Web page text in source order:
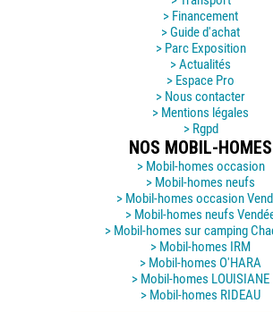
> Financement
> Guide d'achat
> Parc Exposition
> Actualités
> Espace Pro
> Nous contacter
> Mentions légales
> Rgpd
NOS MOBIL-HOMES
> Mobil-homes occasion
> Mobil-homes neufs
> Mobil-homes occasion
> Mobil-homes neufs
> Mobil-homes sur camping
> Mobil-homes IRM
> Mobil-homes O'HARA
> Mobil-homes LOUISIANE
> Mobil-homes RIDEAU